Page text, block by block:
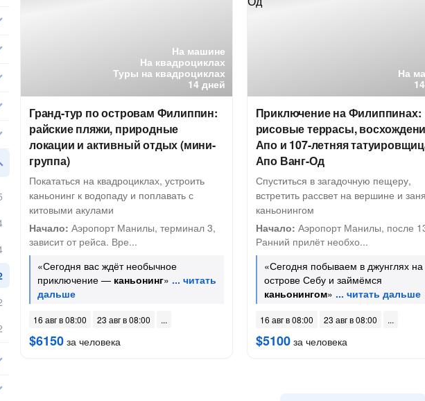
На машине
На квадроциклах
Туры на квадроциклах
14 дней
Гранд-тур по островам Филиппин:
райские пляжи, природные
локации и активный отдых (мини-
группа)
Покататься на квадроциклах, устроить
каньонинг к водопаду и поплавать с
китовыми акулами
Начало: Аэропорт Манилы, терминал 3,
зависит от рейса. Вре...
«Сегодня вас ждёт необычное
приключение — каньонинг»
16 авг в 08:00 23 авг в 08:00
$6150 за человека
На
Приключение на Филиппинах:
рисовые террасы,
Апо и 107-летняя
Апо Ванг-Од
Спуститься в загадочную пещеру,
встретить рассвет на вершине и
каньонингом
Начало: Аэропорт Манилы, после
Ранний прилёт необхо...
«Сегодня побываем в джунглях на
острове Себу и займёмся
каньонингом»
16 авг в 08:00 23 авг в 08:00
$5100за человека